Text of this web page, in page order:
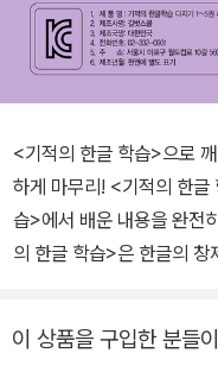
<기적의 한글 학습>으로
하게 마무리! <기적의 한글 학습 다지기>는 본서인 <기적의 한글 학
습>에서 배운 내용을 완전
의 한글 학습>은 한글의 창
글 학습>으로 기초를 쌓고
이 상품을 구입한 분들